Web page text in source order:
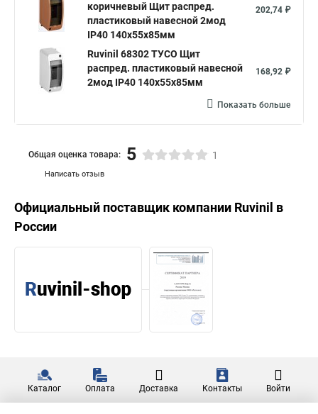
коричневый Щит распред.
пластиковый навесной 2мод
IP40 140х55х85мм
202,74 ₽
Ruvinil 68302 ТУСО Щит
распред. пластиковый навесной
2мод IP40 140х55х85мм
168,92 ₽
Показать больше
Написать отзыв
Общая оценка товара: 5 1
Официальный поставщик компании Ruvinil в
России
Каталог Оплата Доставка Контакты Войти